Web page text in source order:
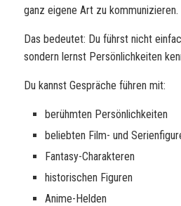
ganz eigene Art zu kommunizieren.
Das bedeutet: Du führst nicht
sondern lernst Persönlichkeiten
Du kannst Gespräche führen mit:
berühmten Persönlichkeiten
beliebten Film- und
Fantasy-Charakteren
historischen Figuren
Anime-Helden